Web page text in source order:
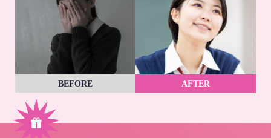
BEFORE AFTER